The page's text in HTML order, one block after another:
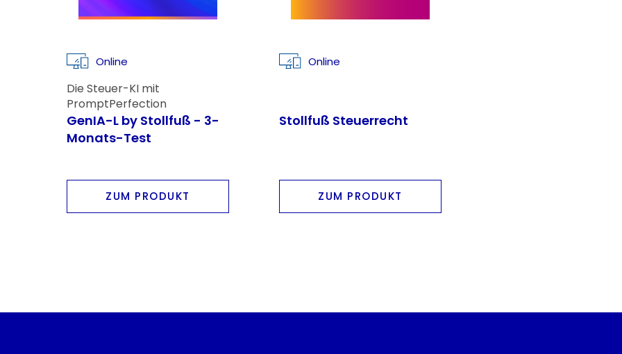
Online
Die Steuer-KI mit
PromptPerfection
GenIA-L by Stollfuß - 3-
Monats-Test
ZUM PRODUKT
Online
Stollfuß Steuerrecht
ZUM PRODUKT